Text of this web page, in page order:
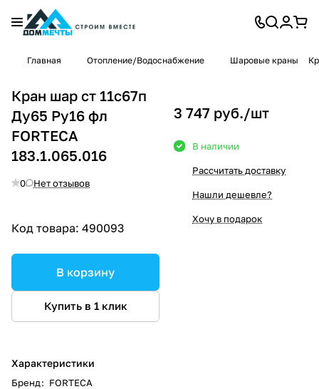
Главная Отопление/Водоснабжение Шаровые краны
Кран шар ст 11с67п
Ду65 Ру16 фл
FORTECA
183.1.065.016
0 Нет отзывов
Код товара: 490093
В корзину
Купить в 1 клик
Характеристики
Бренд: FORTECA
3 747 руб./шт
В наличии
Рассчитать доставку
Нашли дешевле?
Хочу в подарок